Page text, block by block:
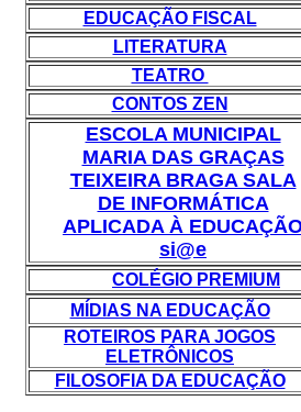
EDUCAÇÃO FISCAL
LITERATURA
TEATRO
CONTOS ZEN
ESCOLA MUNICIPAL
MARIA DAS GRAÇAS
TEIXEIRA BRAGA SALA
DE INFORMÁTICA
APLICADA À
si@e
COLÉGIO PREMIUM
MÍDIAS NA EDUCAÇÃO
ROTEIROS PARA JOGOS
ELETRÔNICOS
FILOSOFIA DA EDUCAÇÃO